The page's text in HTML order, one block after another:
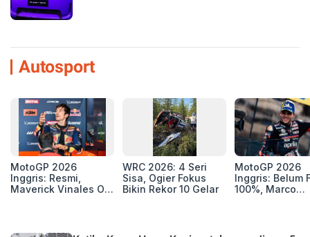
Autosport
MotoGP 2026
Inggris: Resmi,
Maverick Vinales Out
Selanjutnya Belum
WRC 2026: 4 Seri
Sisa, Ogier Fokus
Bikin Rekor 10 Gelar
MotoGP 2026
Inggris: Belum
100%, Marco